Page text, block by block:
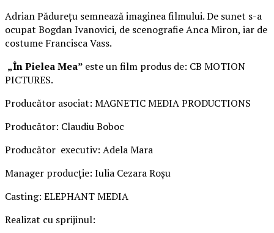
Adrian Pădurețu semnează imaginea filmului. De sunet s-a
ocupat Bogdan Ivanovici, de scenografie Anca Miron, iar de
costume Francisca Vass.
„În Pielea Mea” este un film produs de: CB MOTION
PICTURES.
Producător asociat: MAGNETIC MEDIA PRODUCTIONS
Producător: Claudiu Boboc
Producător executiv: Adela Mara
Manager producție: Iulia Cezara Roșu
Casting: ELEPHANT MEDIA
Realizat cu sprijinul: